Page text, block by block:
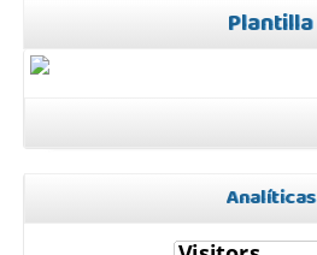
Plantilla
Analíticas